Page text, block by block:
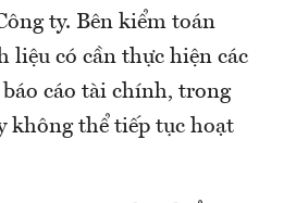
ty. Bên kiểm toán
liệu có cần thực hiện các
cáo tài chính, trong
không thể tiếp tục hoạt